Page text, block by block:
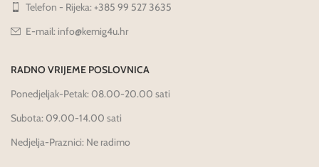
Telefon - Rijeka: +385 99 527 3635
E-mail: info@kemig4u.hr
RADNO VRIJEME POSLOVNICA
Ponedjeljak-Petak: 08.00-20.00 sati
Subota: 09.00-14.00 sati
Nedjelja-Praznici: Ne radimo